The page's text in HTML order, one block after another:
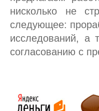
нисколько не
следующее:
исследований, а
согласованию с